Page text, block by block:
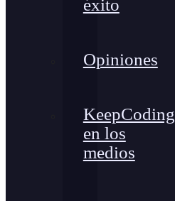
éxito
Opiniones
KeepCoding
en los
medios